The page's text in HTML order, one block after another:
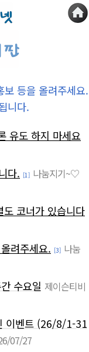
보 등을 올려주세요.
니다.
유도 하지 마세요
다. [1] 나눔지기~♡
코너가 있습니다
려주세요. [3] 나눔
수요일 제이슨티비
벤트 (26/8/1-31
07/27